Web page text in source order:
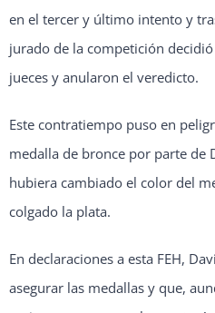
en el tercer y último intento y
jurado de la competición
jueces y anularon el veredicto.
Este contratiempo puso en
medalla de bronce por parte de
hubiera cambiado el color del
colgado la plata.
En declaraciones a esta FEH,
asegurar las medallas y que,